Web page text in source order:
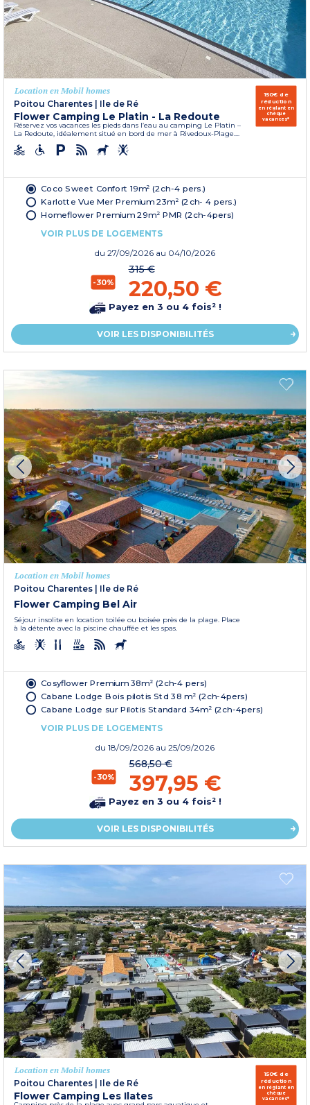
Location en Mobil homes
Poitou Charentes | Ile de Ré
Flower Camping Le Platin - La Redoute
Réservez vos vacances les pieds dans l’eau au camping Le Platin –
La Redoute, idéalement situé en bord de mer à Rivedoux-Plage....
150€ de
réduction
en réglant en
chèque
vacances*
Coco Sweet Confort 19m² (2ch-4 pers.)
Karlotte Vue Mer Premium 23m² (2ch- 4 pers.)
Homeflower Premium 29m² PMR (2ch-4pers)
VOIR PLUS DE LOGEMENTS
du 27/09/2026 au 04/10/2026
-30%
315 €
220,50 €
Payez en 3 ou 4 fois² !
VOIR LES DISPONIBILITÉS
Location en Mobil homes
Poitou Charentes
Ile de Ré
Flower Camping Bel Air
Séjour insolite en location toilée ou boisée près de la plage. Place
à la détente avec la piscine chauffée et les spas.
Cosyflower Premium 38m² (2ch-4 pers)
Cabane Lodge Bois pilotis Std 38 m² (2ch-4pers)
Cabane Lodge sur Pilotis Standard 34m² (2ch-4pers)
VOIR PLUS DE LOGEMENTS
du 18/09/2026 au 25/09/2026
-30%
568,50 €
397,95 €
Payez en 3 ou 4 fois² !
VOIR LES DISPONIBILITÉS
Location en Mobil homes
Poitou Charentes
Ile de Ré
Flower Camping Les Ilates
150€ de
réduction
en réglant en
chèque
vacances*